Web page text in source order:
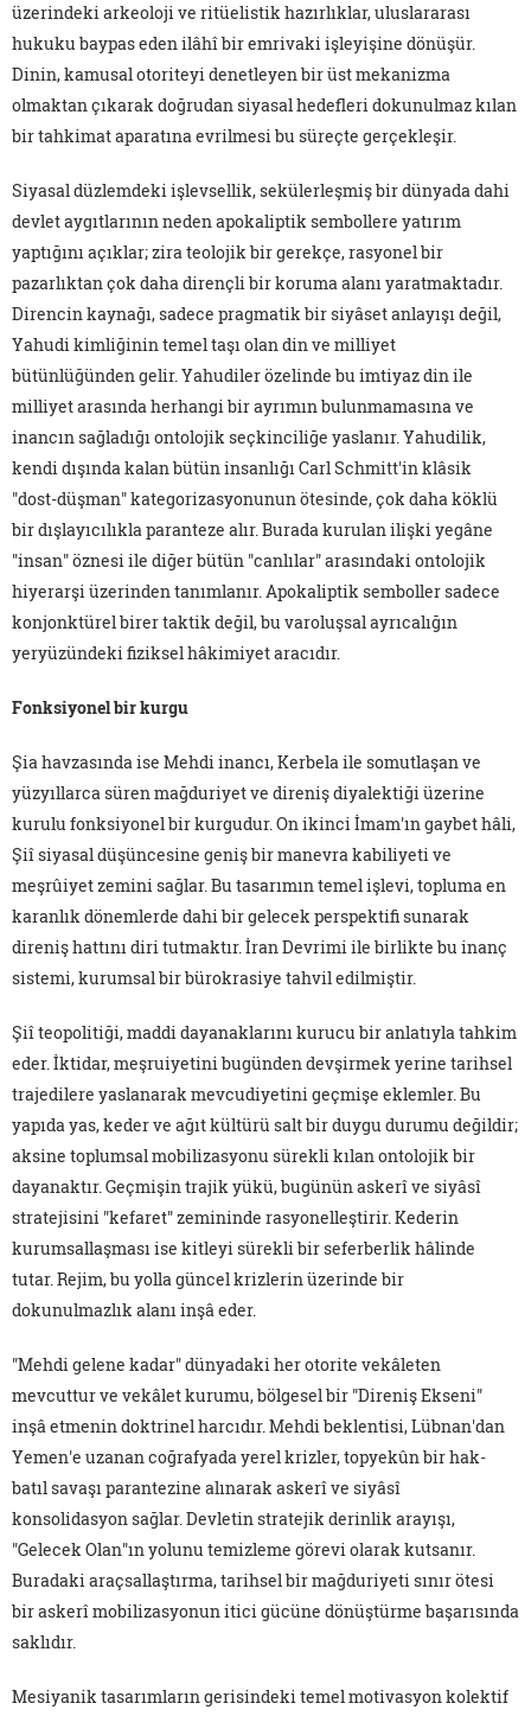
üzerindeki arkeoloji ve ritüelistik hazırlıklar, uluslararası
hukuku baypas eden ilâhî bir emrivaki işleyişine dönüşür.
Dinin, kamusal otoriteyi denetleyen bir üst mekanizma
olmaktan çıkarak doğrudan siyasal hedefleri dokunulmaz kılan
bir tahkimat aparatına evrilmesi bu süreçte gerçekleşir.
Siyasal düzlemdeki işlevsellik, sekülerleşmiş bir dünyada dahi
devlet aygıtlarının neden apokaliptik sembollere yatırım
yaptığını açıklar; zira teolojik bir gerekçe, rasyonel bir
pazarlıktan çok daha dirençli bir koruma alanı yaratmaktadır.
Direncin kaynağı, sadece pragmatik bir siyâset anlayışı değil,
Yahudi kimliğinin temel taşı olan din ve milliyet
bütünlüğünden gelir. Yahudiler özelinde bu imtiyaz din ile
milliyet arasında herhangi bir ayrımın bulunmamasına ve
inancın sağladığı ontolojik seçkinciliğe yaslanır. Yahudilik,
kendi dışında kalan bütün insanlığı Carl Schmitt'in klâsik
"dost-düşman" kategorizasyonunun ötesinde, çok daha köklü
bir dışlayıcılıkla paranteze alır. Burada kurulan ilişki yegâne
"insan" öznesi ile diğer bütün "canlılar" arasındaki ontolojik
hiyerarşi üzerinden tanımlanır. Apokaliptik semboller sadece
konjonktürel birer taktik değil, bu varoluşsal ayrıcalığın
yeryüzündeki fiziksel hâkimiyet aracıdır.
Fonksiyonel bir kurgu
Şia havzasında ise Mehdi inancı, Kerbela ile somutlaşan ve
yüzyıllarca süren mağduriyet ve direniş diyalektiği üzerine
kurulu fonksiyonel bir kurgudur. On ikinci İmam'ın gaybet hâli,
Şiî siyasal düşüncesine geniş bir manevra kabiliyeti ve
meşrûiyet zemini sağlar. Bu tasarımın temel işlevi, topluma en
karanlık dönemlerde dahi bir gelecek perspektifi sunarak
direniş hattını diri tutmaktır. İran Devrimi ile birlikte bu inanç
sistemi, kurumsal bir bürokrasiye tahvil edilmiştir.
Şiî teopolitiği, maddi dayanaklarını kurucu bir anlatıyla tahkim
eder. İktidar, meşruiyetini bugünden devşirmek yerine tarihsel
trajedilere yaslanarak mevcudiyetini geçmişe eklemler. Bu
yapıda yas, keder ve ağıt kültürü salt bir duygu durumu değildir;
aksine toplumsal mobilizasyonu sürekli kılan ontolojik bir
dayanaktır. Geçmişin trajik yükü, bugünün askerî ve siyâsî
stratejisini "kefaret" zemininde rasyonelleştirir. Kederin
kurumsallaşması ise kitleyi sürekli bir seferberlik hâlinde
tutar. Rejim, bu yolla güncel krizlerin üzerinde bir
dokunulmazlık alanı inşâ eder.
"Mehdi gelene kadar" dünyadaki her otorite vekâleten
mevcuttur ve vekâlet kurumu, bölgesel bir "Direniş Ekseni"
inşâ etmenin doktrinel harcıdır. Mehdi beklentisi, Lübnan'dan
Yemen'e uzanan coğrafyada yerel krizler, topyekûn bir hak-
batıl savaşı parantezine alınarak askerî ve siyâsî
konsolidasyon sağlar. Devletin stratejik derinlik arayışı,
"Gelecek Olan"ın yolunu temizleme görevi olarak kutsanır.
Buradaki araçsallaştırma, tarihsel bir mağduriyeti sınır ötesi
bir askerî mobilizasyonun itici gücüne dönüştürme başarısında
saklıdır.
Mesiyanik tasarımların gerisindeki temel motivasyon kolektif